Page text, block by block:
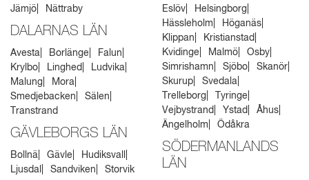
Jämjö Nättraby
DALARNAS LÄN
Avesta Borlänge
Falun
Krylbo
Linghed
Ludvika
Malung
Mora
Smedjebacken
Sälen
Transtrand
GÄVLEBORGS LÄN
Bollnä Gävle
Hudiksvall
Ljusdal
Sandviken Storvik
Eslöv
Helsingborg
Hässleholm
Höganäs
Klippan
Kristianstad
Kvidinge
Malmö
Osby
Simrishamn
Sjöbo
Skanör
Skurup
Svedala
Trelleborg
Tyringe
Vejbystrand
Ystad
Åhus
Ängelholm
Ödåkra
SÖDERMANLANDS
LÄN